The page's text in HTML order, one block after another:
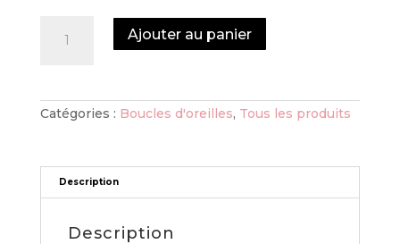
de
vigne
Ajouter au panier
Catégories : Boucles d'oreilles, Tous les produits
Description
Description